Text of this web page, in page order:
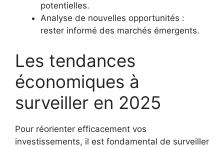
potentielles.
Analyse de nouvelles opportunités :
rester informé des marchés émergents.
Les tendances
économiques à
surveiller en 2025
Pour réorienter efficacement vos
investissements, il est fondamental de surveiller